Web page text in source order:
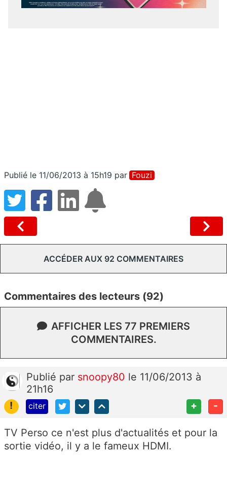
Publié le 11/06/2013 à 15h19 par Fouzi
ACCÉDER AUX 92 COMMENTAIRES
Commentaires des lecteurs (92)
AFFICHER LES 77 PREMIERS
COMMENTAIRES.
Publié par snoopy80 le 11/06/2013 à
21h16
!
citer + -
TV Perso ce n'est plus d'actualités et pour la
sortie vidéo, il y a le fameux HDMI.